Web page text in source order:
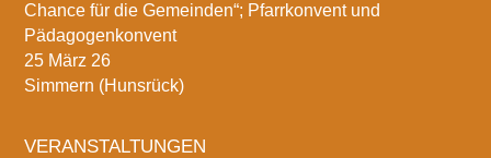
Chance für die Gemeinden“; Pfarrkonvent und
Pädagogenkonvent
25 März 26
Simmern (Hunsrück)
VERANSTALTUNGEN